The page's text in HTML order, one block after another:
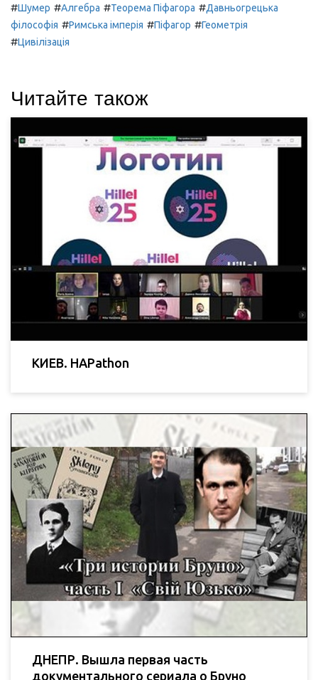
#Шумер #Алгебра #Теорема Піфагора #Давньогрецька
філософія #Римська імперія #Піфагор #Геометрія
#Цивілізація
Читайте також
КИЕВ. HAPathon
ДНЕПР. Вышла первая часть
документального сериала о Бруно